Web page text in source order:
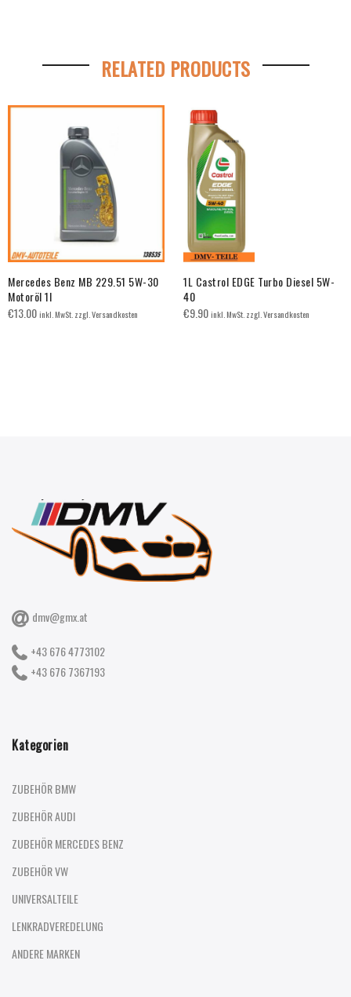
RELATED PRODUCTS
Mercedes Benz MB 229.51 5W-30
Motoröl 1l
€13.00inkl. MwSt. zzgl. Versandkosten
1L Castrol EDGE Turbo Diesel 5W-
40
€9.90inkl. MwSt. zzgl. Versandkosten
dmv@gmx.at
+43 676 4773102
+43 676 7367193
Kategorien
ZUBEHÖR BMW
ZUBEHÖR AUDI
ZUBEHÖR MERCEDES BENZ
ZUBEHÖR VW
UNIVERSALTEILE
LENKRADVEREDELUNG
ANDERE MARKEN